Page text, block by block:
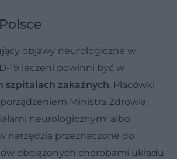
objawy neurologiczne w
19 leczeni powinni być w
szpitalach zakaźnych. Placówki
Ministra Zdrowia,
neurologicznymi albo
narzędzia przeznaczone do
obciążonych chorobami układu